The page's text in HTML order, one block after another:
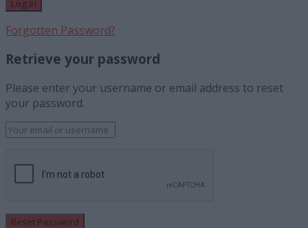
Forgotten Password?
Retrieve your password
Please enter your username or email address to reset
your password.